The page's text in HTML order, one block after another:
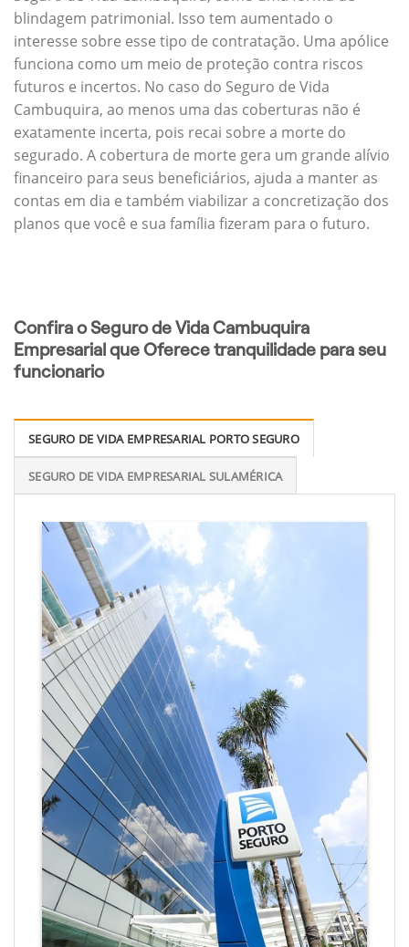
blindagem patrimonial. Isso tem aumentado o
interesse sobre esse tipo de contratação. Uma apólice
funciona como um meio de proteção contra riscos
futuros e incertos. No caso do Seguro de Vida
Cambuquira, ao menos uma das coberturas não é
exatamente incerta, pois recai sobre a morte do
segurado. A cobertura de morte gera um grande alívio
financeiro para seus beneficiários, ajuda a manter as
contas em dia e também viabilizar a concretização dos
planos que você e sua família fizeram para o futuro.
Confira o Seguro de Vida Cambuquira
Empresarial que Oferece tranquilidade para seu
funcionario
SEGURO DE VIDA EMPRESARIAL PORTO SEGURO
SEGURO DE VIDA EMPRESARIAL SULAMÉRICA